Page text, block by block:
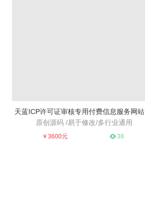
天蓝ICP许可证审核专用付费信息服务网站
原创源码 /易于修改/多行业通用
原创源码 /易于修改/多行业通用
￥3600元 38